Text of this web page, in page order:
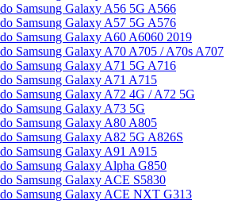
Samsung Galaxy A56 5G A566
Samsung Galaxy A57 5G A576
Samsung Galaxy A60 A6060 2019
Samsung Galaxy A70 A705 / A70s A707
Samsung Galaxy A71 5G A716
Samsung Galaxy A71 A715
Samsung Galaxy A72 4G / A72 5G
Samsung Galaxy A73 5G
Samsung Galaxy A80 A805
Samsung Galaxy A82 5G A826S
Samsung Galaxy A91 A915
Samsung Galaxy Alpha G850
Samsung Galaxy ACE S5830
Samsung Galaxy ACE NXT G313